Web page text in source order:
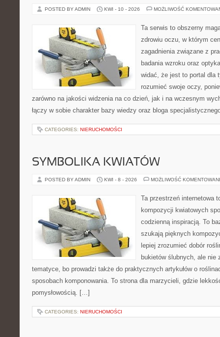
POSTED BY ADMIN KWI - 10 - 2026 MOŻLIWOŚĆ
Ta serwis to obszerny
zdrowiu oczu, w którym
zagadnienia związane z
badania wzroku oraz
widać, że jest to portal dla
rozumieć swoje oczy,
zarówno na jakości widzenia na co dzień, jak i na wczesnym
łączy w sobie charakter bazy wiedzy oraz bloga
CATEGORIES: NIERUCHOMOŚCI
SYMBOLIKA KWIATÓW
POSTED BY ADMIN KWI - 8 - 2026 MOŻLIWOŚĆ
Ta przestrzeń internetowa
kompozycji kwiatowych
codzienną inspiracją. To
szukają pięknych
lepiej zrozumieć dobór
bukietów ślubnych, ale nie
tematyce, bo prowadzi także do praktycznych artykułów o
sposobach komponowania. To strona dla marzycieli, gdzie
pomysłowością. […]
CATEGORIES: NIERUCHOMOŚCI